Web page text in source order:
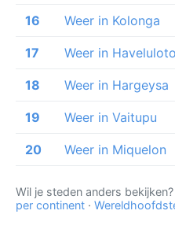
16 Weer in Kolonga
17 Weer in Haveluloto
18 Weer in Hargeysa
19 Weer in Vaitupu
20 Weer in Miquelon
Wil je steden anders bekijken?
per continent ·